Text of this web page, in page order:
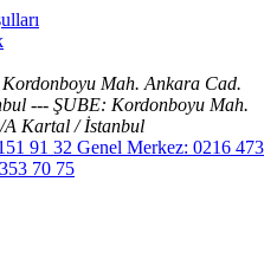
Mah. Ankara Cad.
--- ŞUBE: Kordonboyu Mah.
Kartal / İstanbul
91 32 Genel Merkez: 0216 473
70 75